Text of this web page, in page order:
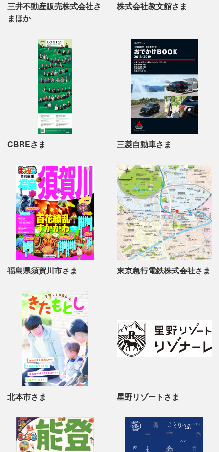
三井不動産販売株式会社さ
まほか
株式会社教文館さま
CBREさま 三菱自動車さま
福島県須賀川市さま 東京急行電鉄株式会社さま
北本市さま 星野リゾートさま